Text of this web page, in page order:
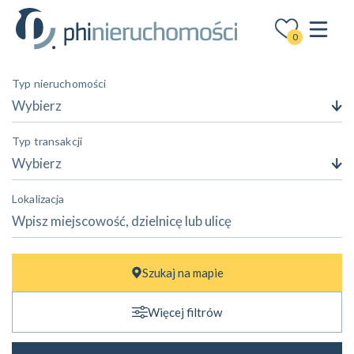
0
Typ nieruchomości
Wybierz
Typ transakcji
Wybierz
Lokalizacja
Cena
zł —
m² — m²
Szukaj na mapie
Więcej filtrów